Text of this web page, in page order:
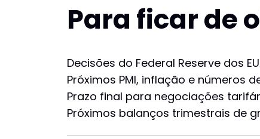
Para ficar de
Decisões do Federal Reserve dos
Próximos PMI, inflação e números
Prazo final para negociações
Próximos balanços trimestrais de